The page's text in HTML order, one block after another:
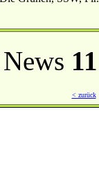
News
< zurück